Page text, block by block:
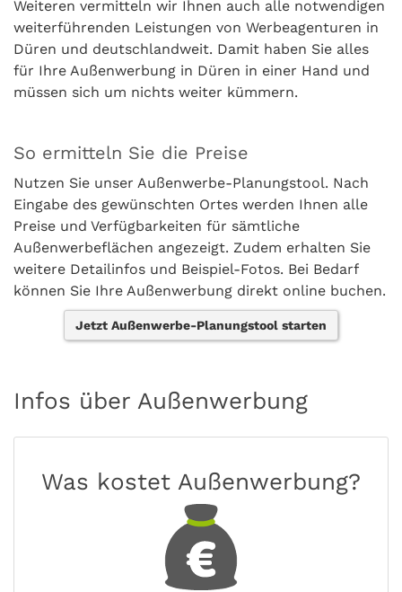
Weiteren vermitteln wir Ihnen auch alle notwendigen
weiterführenden Leistungen von Werbeagenturen in
Düren und deutschlandweit. Damit haben Sie alles
für Ihre Außenwerbung in Düren in einer Hand und
müssen sich um nichts weiter kümmern.
So ermitteln Sie die Preise
Nutzen Sie unser Außenwerbe-Planungstool. Nach
Eingabe des gewünschten Ortes werden Ihnen alle
Preise und Verfügbarkeiten für sämtliche
Außenwerbeflächen angezeigt. Zudem erhalten Sie
weitere Detailinfos und Beispiel-Fotos. Bei Bedarf
können Sie Ihre Außenwerbung direkt online buchen.
Jetzt Außenwerbe-Planungstool starten
Infos über Außenwerbung
Was kostet Außenwerbung?